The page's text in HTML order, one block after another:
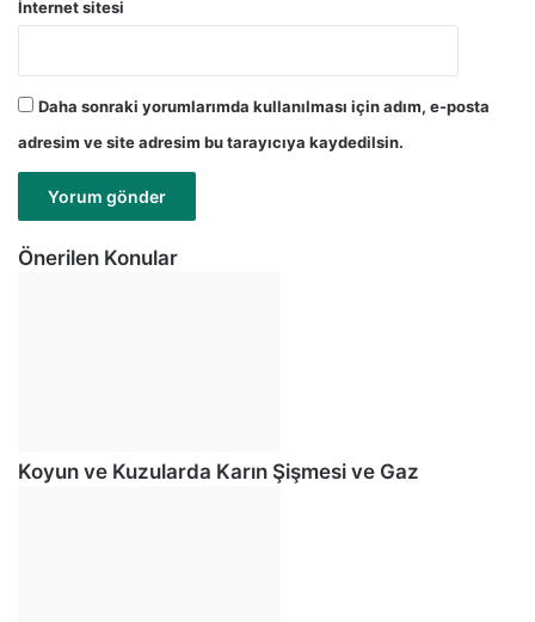
İnternet sitesi
Daha sonraki yorumlarımda kullanılması için adım, e-posta
adresim ve site adresim bu tarayıcıya kaydedilsin.
Önerilen Konular
Koyun ve Kuzularda Karın Şişmesi ve Gaz